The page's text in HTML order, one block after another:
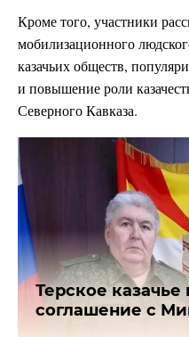
Кроме того, участники
мобилизационного
казачьих обществ,
и повышение роли
Северного Кавказа.
Терское
соглашение с